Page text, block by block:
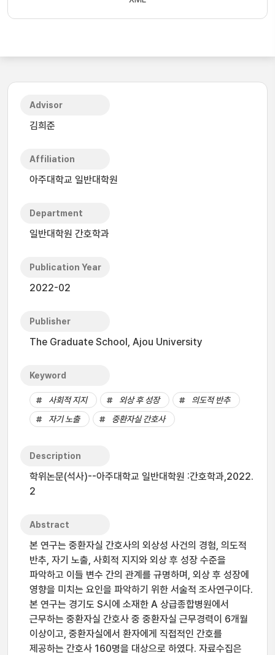
Advisor
김희준
Affiliation
아주대학교 일반대학원
Department
일반대학원 간호학과
Publication Year
2022-02
Publisher
The Graduate School, Ajou University
Keyword
사회적 지지 외상 후 성장
의도적 반추
자기 노출
중환자실 간호사
Description
학위논문(석사)--아주대학교 일반대학원 :간호학과,2022.
2
Abstract
본 연구는 중환자실 간호사의 외상성 사건의 경험, 의도적
반추, 자기 노출, 사회적 지지와 외상 후 성장 수준을
파악하고 이들 변수 간의 관계를 규명하며, 외상 후 성장에
영향을 미치는 요인을 파악하기 위한 서술적 조사연구이다.
본 연구는 경기도 S시에 소재한 A 상급종합병원에서
근무하는 중환자실 간호사 중 중환자실 근무경력이 6개월
이상이고, 중환자실에서 환자에게 직접적인 간호를
제공하는 간호사 160명을 대상으로 하였다. 자료수집은